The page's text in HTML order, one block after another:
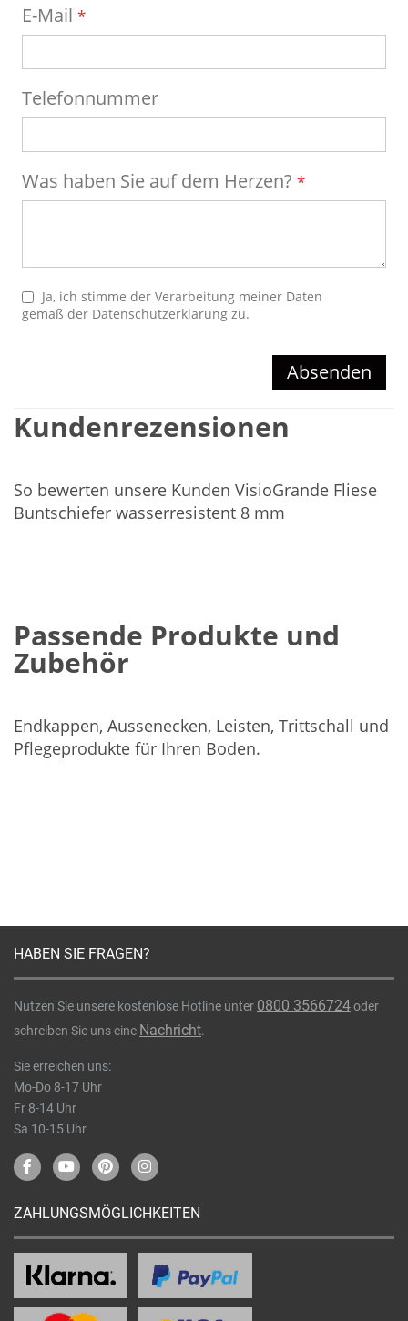
E-Mail
Telefonnummer
Was haben Sie auf dem Herzen?
Ja, ich stimme der Verarbeitung meiner Daten
gemäß der Datenschutzerklärung zu.
Absenden
Kundenrezensionen
So bewerten unsere Kunden VisioGrande Fliese
Buntschiefer wasserresistent 8 mm
Passende Produkte und
Zubehör
Endkappen, Aussenecken, Leisten, Trittschall und
Pflegeprodukte für Ihren Boden.
HABEN SIE FRAGEN?
Nutzen Sie unsere kostenlose Hotline unter 0800 3566724oder
schreiben Sie uns eine Nachricht.
Sie erreichen uns:
Mo-Do 8-17 Uhr
Fr 8-14 Uhr
Sa 10-15 Uhr
ZAHLUNGSMÖGLICHKEITEN